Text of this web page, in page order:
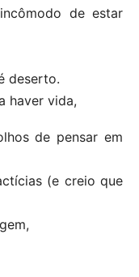
de estar
deserto.
haver vida,
de pensar em
(e creio que